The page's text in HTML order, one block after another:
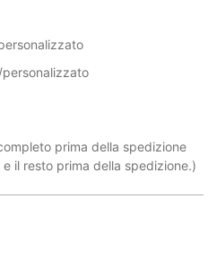
prima della spedizione
il resto prima della spedizione.)